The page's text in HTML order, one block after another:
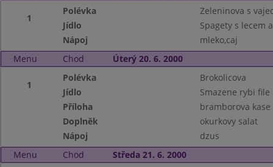
1
Polévka
Zeleninova s
Jídlo
Spagety s lecem
Nápoj
mleko,caj
Menu
Chod Úterý 20. 6. 2000
1
Polévka
Brokolicova
Jídlo
Smazene rybi file
Příloha
bramborova kase
Doplněk
okurkovy salat
Nápoj
dzus
Menu
Chod Středa 21. 6. 2000